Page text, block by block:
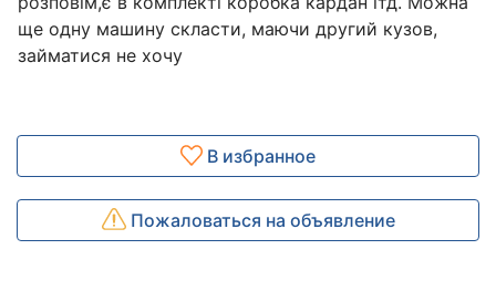
ще одну машину скласти, маючи другий кузов,
займатися не хочу
В избранное
Пожаловаться на объявление